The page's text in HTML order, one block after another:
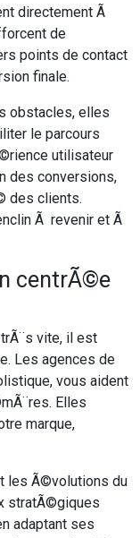
directement Ã
de
points de contact
finale.
obstacles, elles
le parcours
utilisateur
des conversions,
des clients.
Ã revenir et Ã
centrÃ©e
vite, il est
Les agences de
vous aident
Elles
marque,
les Ã©volutions du
stratÃ©giques
adaptant ses